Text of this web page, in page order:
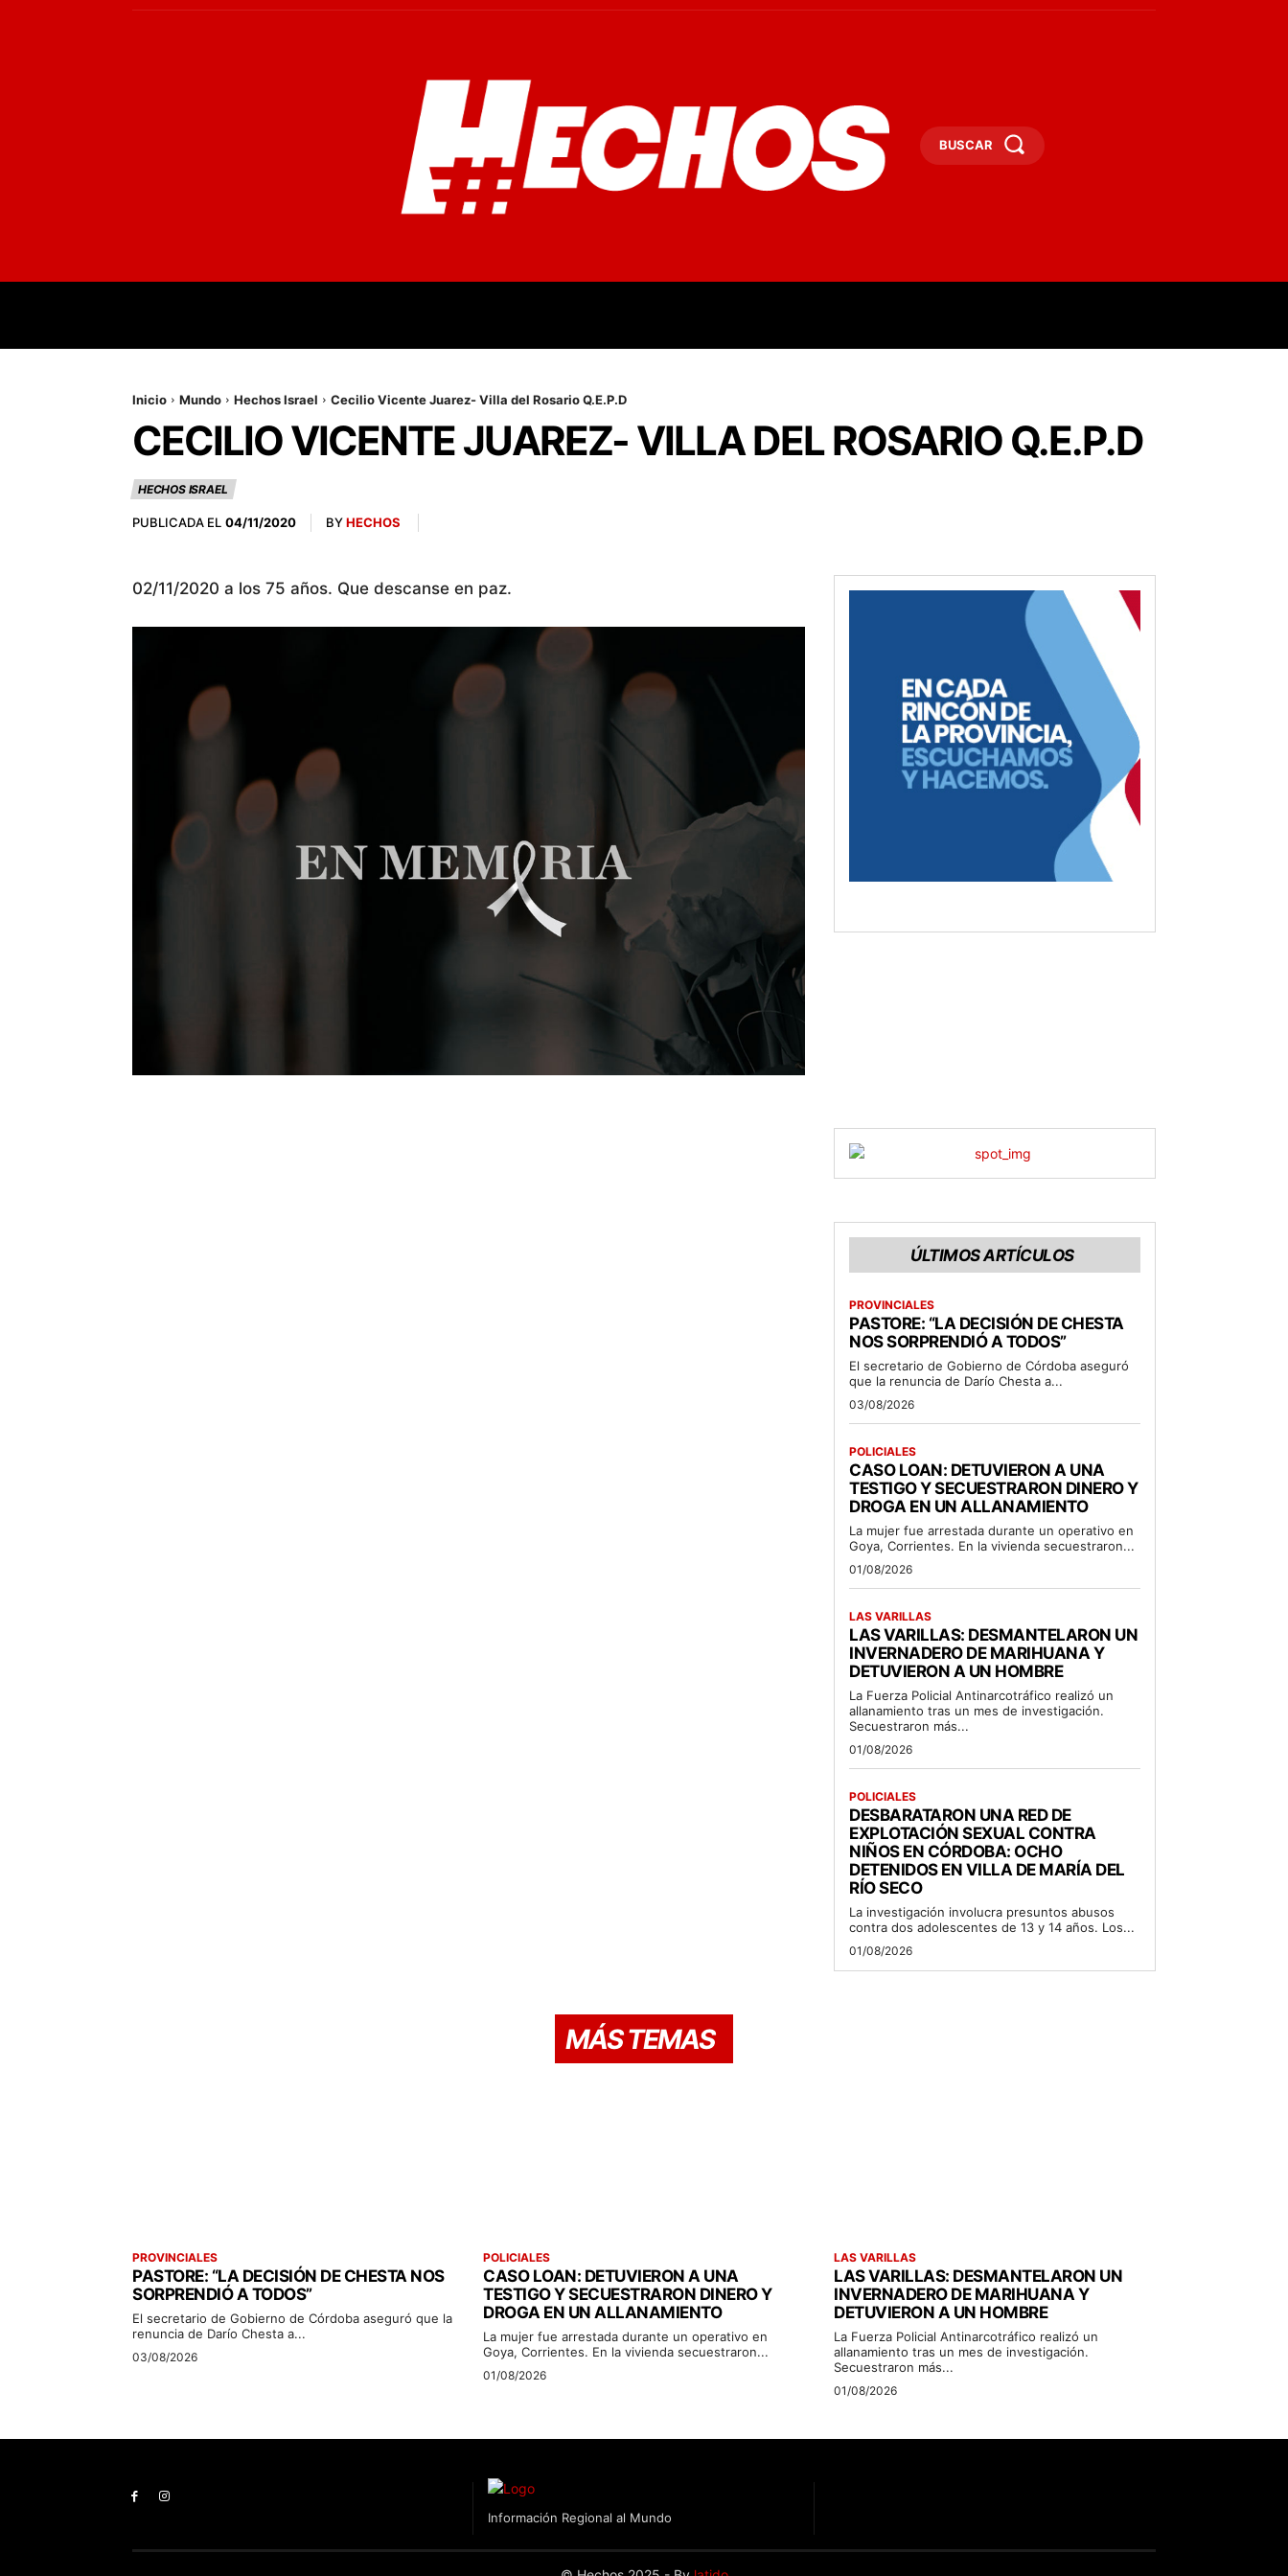
BUSCAR
Inicio Mundo Hechos Israel Cecilio Vicente Juarez- Villa del Rosario Q.E.P.D
CECILIO VICENTE JUAREZ- VILLA DEL ROSARIO Q.E.P.D
HECHOS ISRAEL
PUBLICADA EL 04/11/2020 BYHECHOS
02/11/2020 a los 75 años. Que descanse en paz.
ÚLTIMOS ARTÍCULOS
PROVINCIALES
PASTORE: “LA DECISIÓN DE CHESTA
NOS SORPRENDIÓ A TODOS”
El secretario de Gobierno de Córdoba aseguró
que la renuncia de Darío Chesta a...
03/08/2026
POLICIALES
CASO LOAN: DETUVIERON A UNA
TESTIGO Y SECUESTRARON DINERO Y
DROGA EN UN ALLANAMIENTO
La mujer fue arrestada durante un operativo en
Goya, Corrientes. En la vivienda secuestraron...
01/08/2026
LAS VARILLAS
LAS VARILLAS: DESMANTELARON UN
INVERNADERO DE MARIHUANA Y
DETUVIERON A UN HOMBRE
La Fuerza Policial Antinarcotráfico realizó un
allanamiento tras un mes de investigación.
Secuestraron más...
01/08/2026
POLICIALES
DESBARATARON UNA RED DE
EXPLOTACIÓN SEXUAL CONTRA
NIÑOS EN CÓRDOBA: OCHO
DETENIDOS EN VILLA DE MARÍA DEL
RÍO SECO
La investigación involucra presuntos abusos
contra dos adolescentes de 13 y 14 años. Los...
01/08/2026
MÁS TEMAS
PROVINCIALES
PASTORE: “LA DECISIÓN DE CHESTA NOS
SORPRENDIÓ A TODOS”
El secretario de Gobierno de Córdoba aseguró que la
renuncia de Darío Chesta a...
03/08/2026
POLICIALES
CASO LOAN: DETUVIERON A UNA
TESTIGO Y SECUESTRARON DINERO Y
DROGA EN UN ALLANAMIENTO
La mujer fue arrestada durante un operativo en
Goya, Corrientes. En la vivienda secuestraron...
01/08/2026
LAS VARILLAS
LAS VARILLAS: DESMANTELARON UN
INVERNADERO DE MARIHUANA Y
DETUVIERON A UN HOMBRE
La Fuerza Policial Antinarcotráfico realizó un
allanamiento tras un mes de investigación.
Secuestraron más...
01/08/2026
Información Regional al Mundo